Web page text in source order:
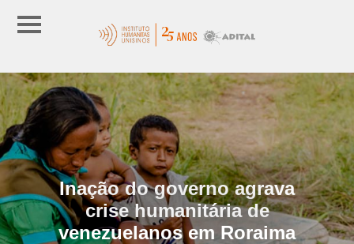
Inação do governo agrava
crise humanitária de
venezuelanos em Roraima